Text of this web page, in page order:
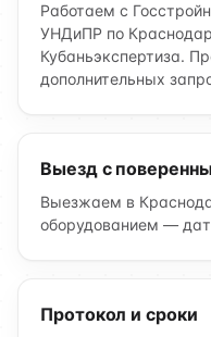
Работаем с
УНДиПР по
Кубаньэкспертиза.
дополнительных
Выезд с
Выезжаем в
оборудованием —
Протокол и сроки